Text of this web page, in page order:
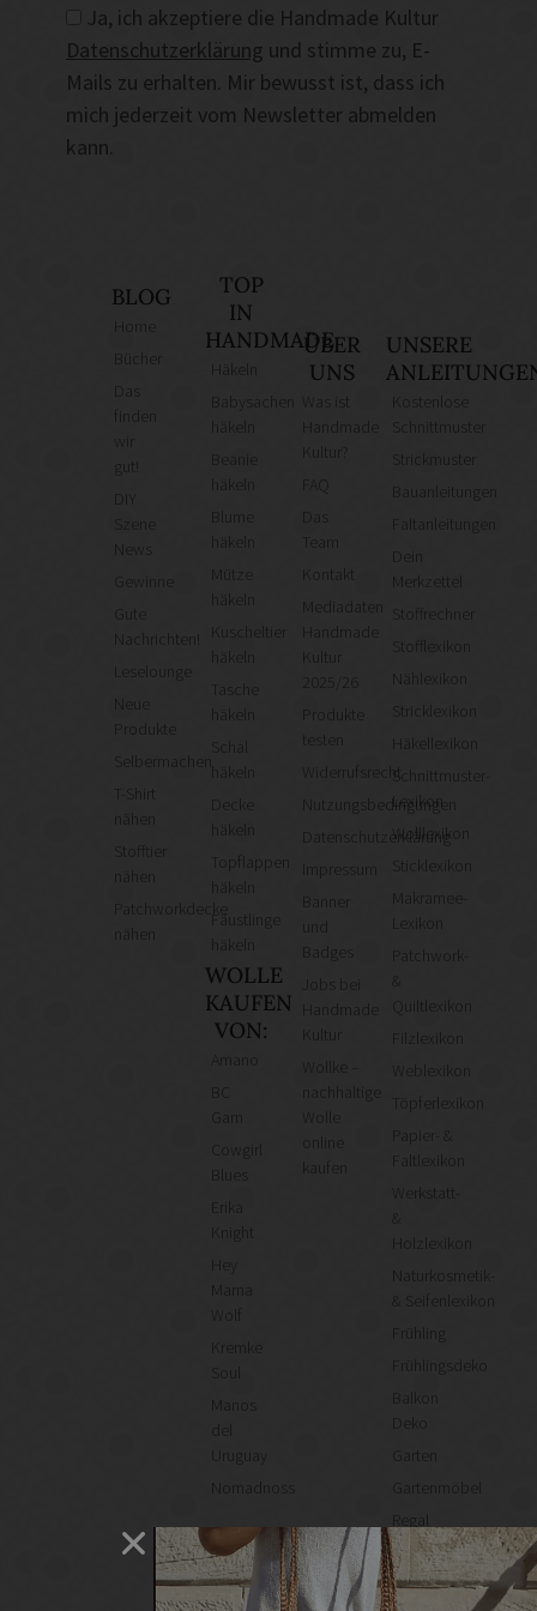
Ja, ich akzeptiere die Handmade Kultur
Datenschutzerklärung und stimme zu, E-
Mails zu erhalten. Mir bewusst ist, dass ich
mich jederzeit vom Newsletter abmelden
kann.
BLOG
finden
gut!
News
Gute
Nachrichten!
Leselounge
Neue
Produkte
Selbermachen
T-Shirt
Stofftier
Patchworkdecke
TOP
IN
HANDMADE
häkeln
häkeln
Mütze
häkeln
Kuscheltier
häkeln
Tasche
häkeln
häkeln
Topflappen
häkeln
Fäustlinge
häkeln
WOLLE
KAUFEN
VON:
Cowgirl
Knight
Mama
Wolf
Kremke
Manos
Uruguay
Nomadnoss
ÜBER
UNS
Was ist
Kultur?
Team
Kontakt
Mediadaten
Kultur
2025/26
Produkte
testen
Widerrufsrecht
Nutzungsbedingungen
Datenschutzerklärung
Kultur
Wollke –
nachhaltige
kaufen
UNSERE
Kostenlose
Schnittmuster
Strickmuster
Bauanleitungen
Faltanleitungen
Merkzettel
Stoffrechner
Stofflexikon
Nählexikon
Stricklexikon
Häkellexikon
Schnittmuster-
Lexikon
Wolllexikon
Sticklexikon
Makramee-
Lexikon
Patchwork-
&
Quiltlexikon
Weblexikon
Töpferlexikon
Papier- &
Faltlexikon
Werkstatt-
&
Holzlexikon
Naturkosmetik-
& Seifenlexikon
Frühling
Frühlingsdeko
Balkon
Deko
Garten
Gartenmöbel
Regal
selber
machen
Heimwerken